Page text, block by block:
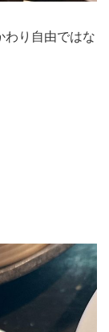
わり自由ではな